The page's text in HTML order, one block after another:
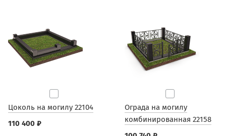
Цоколь на могилу 22104
110 400 ₽
Ограда на могилу
комбинированная 22158